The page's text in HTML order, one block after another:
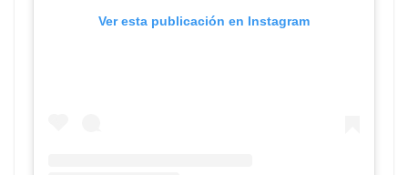
Ver esta publicación en Instagram